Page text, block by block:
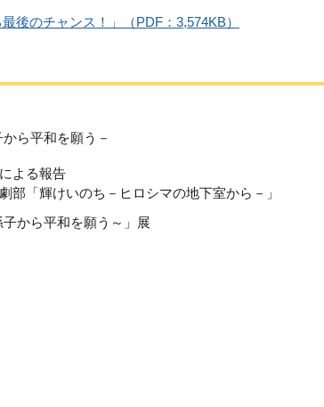
後のチャンス！」（PDF：3,574KB）
ら平和を願う－
よる報告
「輝けいのち－ヒロシマの地下室から－」
子から平和を願う～」展